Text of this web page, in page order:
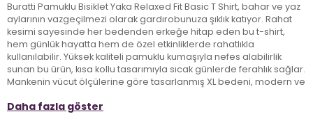
Buratti Pamuklu Bisiklet Yaka Relaxed Fit Basic T Shirt, bahar ve yaz
aylarının vazgeçilmezi olarak gardırobunuza şıklık katıyor. Rahat
kesimi sayesinde her bedenden erkeğe hitap eden bu t-shirt,
hem günlük hayatta hem de özel etkinliklerde rahatlıkla
kullanılabilir. Yüksek kaliteli pamuklu kumaşıyla nefes alabilirlik
sunan bu ürün, kısa kollu tasarımıyla sıcak günlerde ferahlık sağlar.
Mankenin vücut ölçülerine göre tasarlanmış XL bedeni, modern ve
tamamlamak için ideal bir tercih olan Buratti Basic T Shirt, sizi hem
Daha fazla göster